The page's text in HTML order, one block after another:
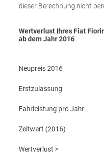
dieser Berechnung nicht
Wertverlust Ihres Fiat
ab dem Jahr2016
Neupreis2016
Erstzulassung
Fahrleistung pro Jahr
Zeitwert (2016)
Wertverlust >